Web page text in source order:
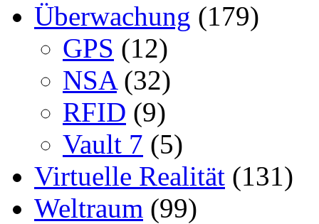
Überwachung (179)
GPS (12)
NSA(32)
RFID (9)
Vault 7 (5)
Virtuelle Realität (131)
Weltraum (99)